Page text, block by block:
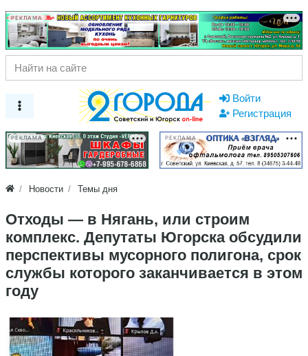
РЕКЛАМА
Войти
Регистрация
РЕКЛАМА РЕКЛАМА
Новости Темы дня
Отходы — в Нягань, или строим
комплекс. Депутаты Югорска обсудили
перспективы мусорного полигона, срок
службы которого заканчивается в этом
году